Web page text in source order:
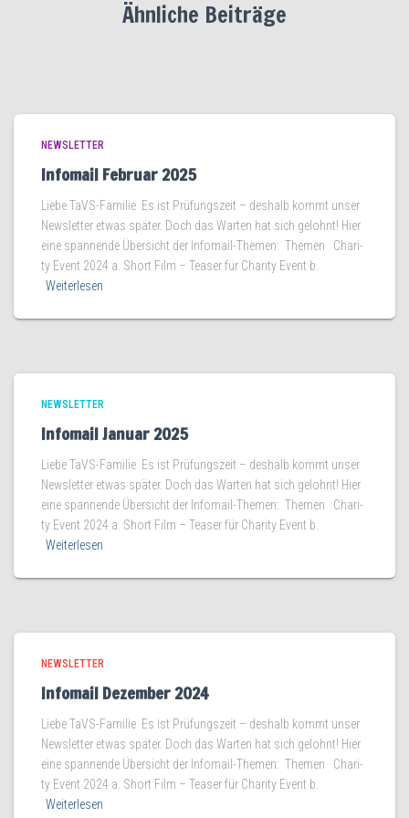
Ähnliche Beiträge
NEWSLETTER
Infomail Februar 2025
Lie­be TaVS-Familie Es ist Prü­fungs­zeit – des­halb kommt unser
News­let­ter etwas spä­ter. Doch das War­ten hat sich gelohnt! Hier
eine span­nen­de Über­sicht der Infomail-Themen: The­men Cha­ri­
ty Event 2024 a. Short Film – Teaser für Cha­ri­ty Event b.
Weiterlesen
NEWSLETTER
Infomail Januar 2025
Lie­be TaVS-Familie Es ist Prü­fungs­zeit – des­halb kommt unser
News­let­ter etwas spä­ter. Doch das War­ten hat sich gelohnt! Hier
eine span­nen­de Über­sicht der Infomail-Themen: The­men Cha­ri­
ty Event 2024 a. Short Film – Teaser für Cha­ri­ty Event b.
Weiterlesen
NEWSLETTER
Infomail Dezember 2024
Lie­be TaVS-Familie Es ist Prü­fungs­zeit – des­halb kommt unser
News­let­ter etwas spä­ter. Doch das War­ten hat sich gelohnt! Hier
eine span­nen­de Über­sicht der Infomail-Themen: The­men Cha­ri­
ty Event 2024 a. Short Film – Teaser für Cha­ri­ty Event b.
Weiterlesen